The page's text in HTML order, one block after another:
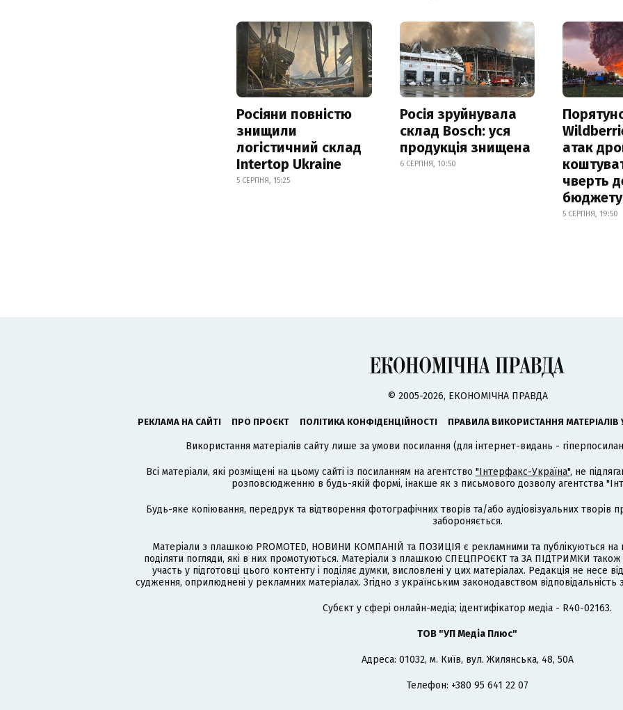
Росіяни повністю
знищили
логістичний склад
Intertop Ukraine
5 СЕРПНЯ, 15:25
Росія зруйнувала
склад Bosch: уся
продукція знищена
6 СЕРПНЯ, 10:50
атак
чверть
5 СЕРПНЯ, 19:50
© 2005-2026, ЕКОНОМІЧНА ПРАВДА
РЕКЛАМА НА САЙТІ ПРО ПРОЄКТ ПОЛІТИКА КОНФІДЕНЦІЙНОСТІ ПРАВИЛА ВИКОРИСТАННЯ МАТЕРІАЛІВ
Використання матеріалів сайту лише за умови посилання (для інтернет-видань -
Всі матеріали, які розміщені на цьому сайті із посиланням на агентство "Інтерфакс-Україна", не
розповсюдженню в будь-якій формі, інакше як з письмового дозволу агентства
Будь-яке копіювання, передрук та відтворення фотографічних творів та/або аудіовізуальних
забороняється.
Матеріали з плашкою PROMOTED, НОВИНИ КОМПАНІЙ та ПОЗИЦІЯ є рекламними та публікуються на
поділяти погляди, які в них промотуються. Матеріали з плашкою СПЕЦПРОЄКТ та ЗА ПІДТРИМКИ
участь у підготовці цього контенту і поділяє думки, висловлені у цих матеріалах. Редакція не несе
судження, оприлюднені у рекламних матеріалах. Згідно з українським законодавством
Cубєкт у сфері онлайн-медіа; ідентифікатор медіа - R40-02163.
ТОВ "УП Медіа Плюс"
Адреса: 01032, м. Київ, вул. Жилянська, 48, 50А
Телефон: +380 95 641 22 07